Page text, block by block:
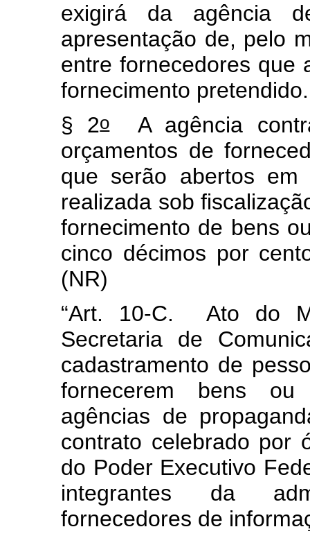
exigirá da agência
apresentação de, pelo
entre fornecedores que
fornecimento
§ 2oA agência
orçamentos de
que serão abertos em
realizada sob
fornecimento de bens
cinco décimos por
(NR)
“Art. 10-C. Ato do
Secretaria de
cadastramento de
fornecerem bens ou
agências de
contrato celebrado por
do Poder Executivo
integrantes da
fornecedores de